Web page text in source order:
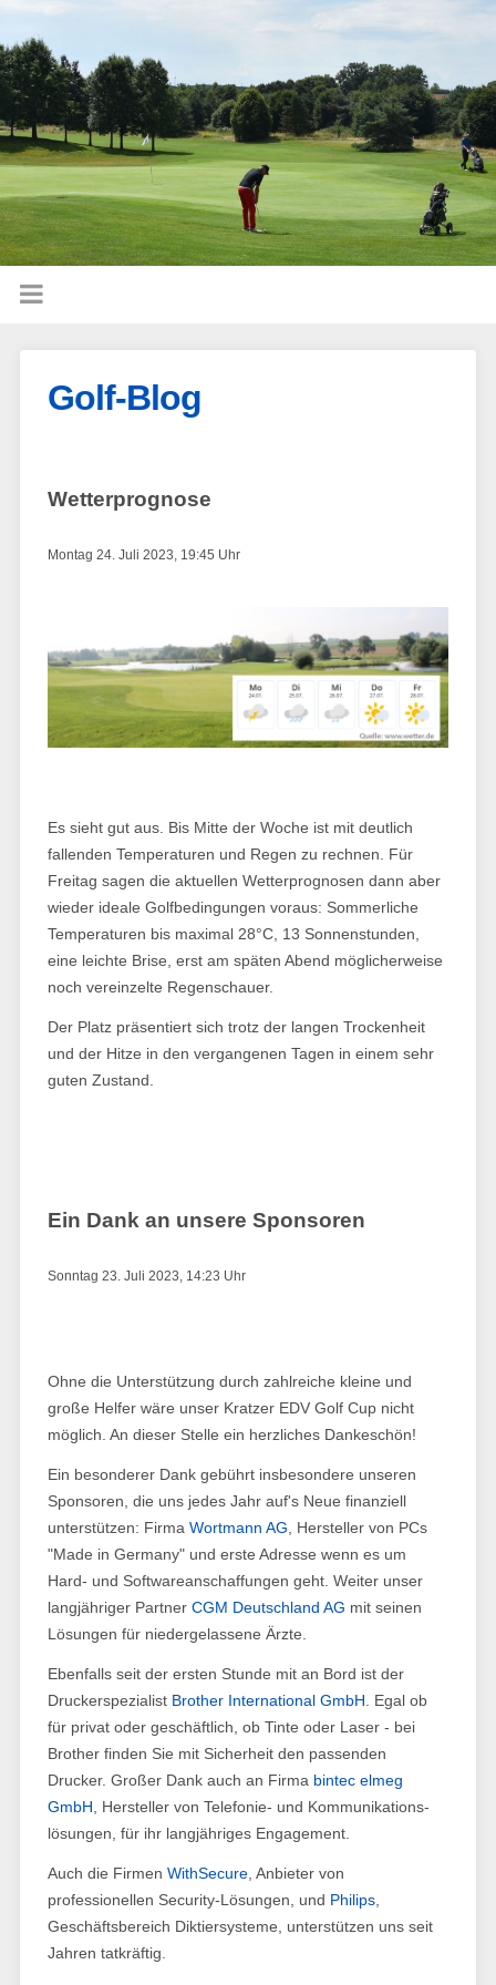
Golf-Blog
Wetterprognose
Montag 24. Juli 2023, 19:45 Uhr
Es sieht gut aus. Bis Mitte der Woche ist mit deutlich
fallenden Temperaturen und Regen zu rechnen. Für
Freitag sagen die aktuellen Wetterprognosen dann aber
wieder ideale Golfbedingungen voraus: Sommerliche
Temperaturen bis maximal 28°C, 13 Sonnenstunden,
eine leichte Brise, erst am späten Abend möglicher­weise
noch vereinzelte Regenschauer.
Der Platz präsentiert sich trotz der langen Trockenheit
und der Hitze in den vergangenen Tagen in einem sehr
guten Zustand.
Ein Dank an unsere Sponsoren
Sonntag 23. Juli 2023, 14:23 Uhr
Ohne die Unterstützung durch zahlreiche kleine und
große Helfer wäre unser Kratzer EDV Golf Cup nicht
möglich. An dieser Stelle ein herzliches Dankeschön!
Ein besonderer Dank gebührt insbesondere unseren
Sponsoren, die uns jedes Jahr auf's Neue finanziell
unterstützen: Firma Wortmann AG , Hersteller von PCs
"Made in Germany" und erste Adresse wenn es um
Hard- und Software­anschaffungen geht. Weiter unser
langjähriger Partner CGM Deutschland AG mit seinen
Lösungen für niedergelassene Ärzte.
Ebenfalls seit der ersten Stunde mit an Bord ist der
Druckerspezialist Brother International GmbH . Egal ob
für privat oder geschäftlich, ob Tinte oder Laser - bei
Brother finden Sie mit Sicherheit den passenden
Drucker. Großer Dank auch an Firma bintec elmeg
GmbH , Hersteller von Telefonie- und Kommunikations­
lösungen, für ihr langjähriges Engagement.
Auch die Firmen WithSecure, Anbieter von
professionellen Security-Lösungen, und Philips,
Geschäftsbereich Diktiersysteme, unterstützen uns seit
Jahren tatkräftig.